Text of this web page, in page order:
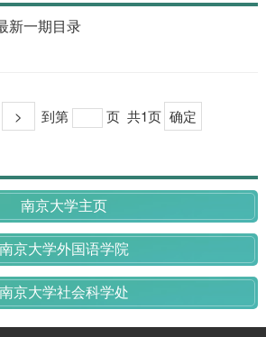
新一期目录
> 到第 页 共1页 确定
南京大学主页
南京大学外国语学院
南京大学社会科学处